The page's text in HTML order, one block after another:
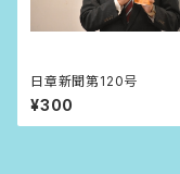
日章新聞第120号
¥300